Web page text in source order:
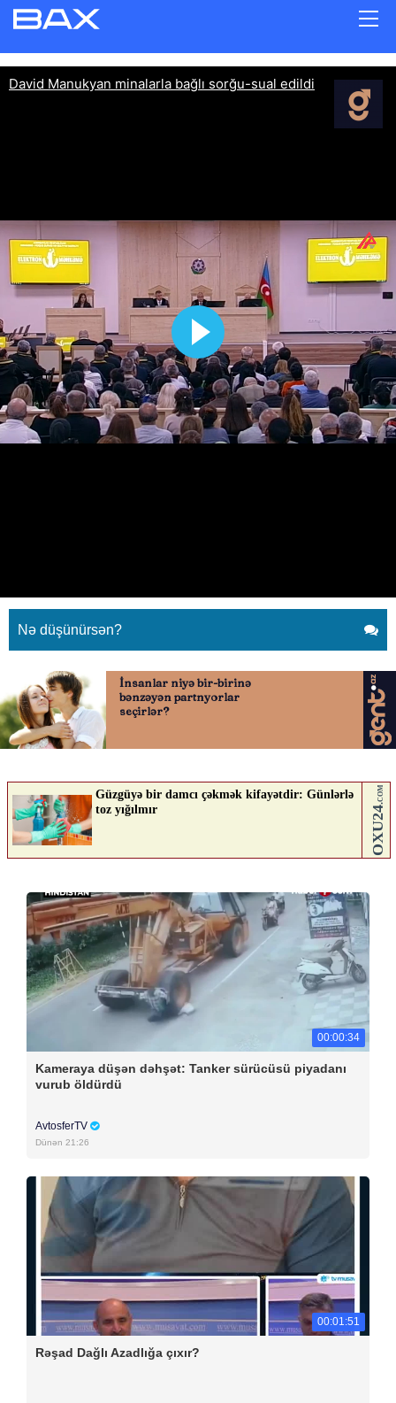
David Manukyan minalarla bağlı
Nə düşünürsən?
00:00:34
Kameraya düşən dəhşət: Tanker sürücüsü piyadanı
vurub öldürdü
AvtosferTV
Dünən 21:26
00:01:51
Rəşad Dağlı Azadlığa çıxır?